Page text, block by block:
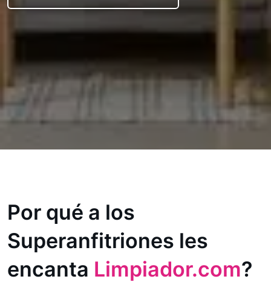
Por qué a los
Superanfitriones les
encanta Limpiador.com?